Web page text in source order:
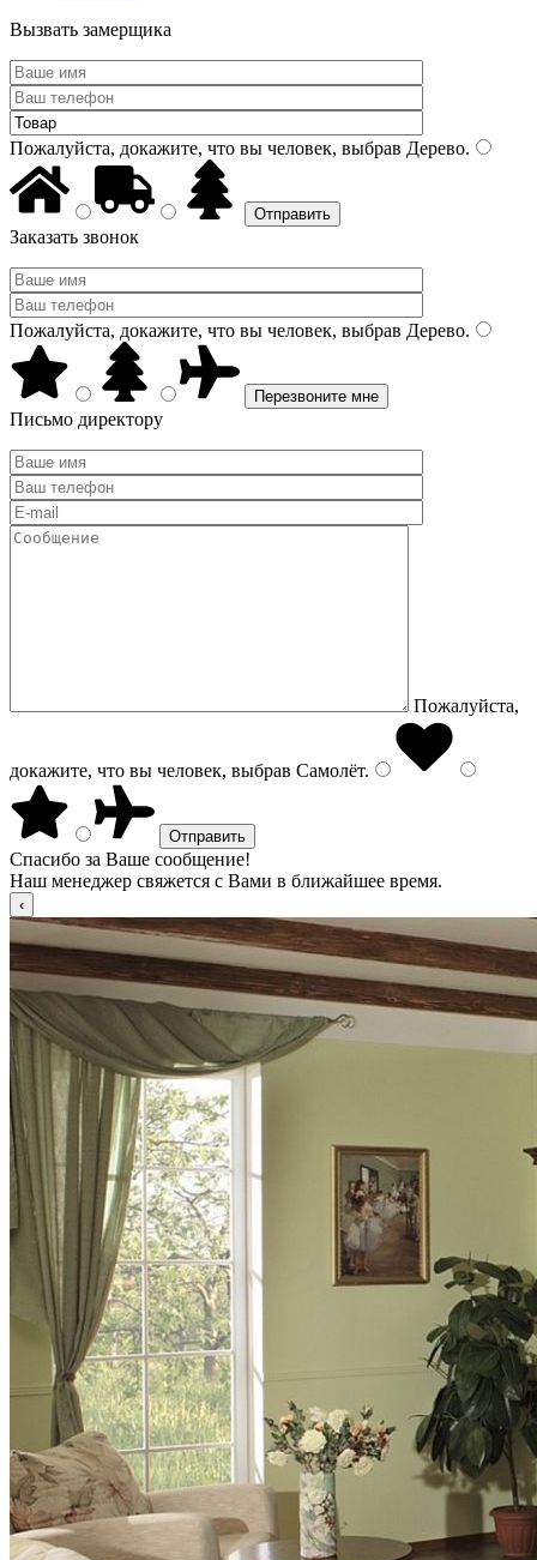
Вызвать замерщика
Пожалуйста, докажите, что вы человек, выбрав Дерево.
Заказать звонок
Пожалуйста, докажите, что вы человек, выбрав Дерево.
Письмо директору
Пожалуйста,
докажите, что вы человек, выбрав Самолёт.
Спасибо за Ваше сообщение!
Наш менеджер свяжется с Вами в ближайшее время.